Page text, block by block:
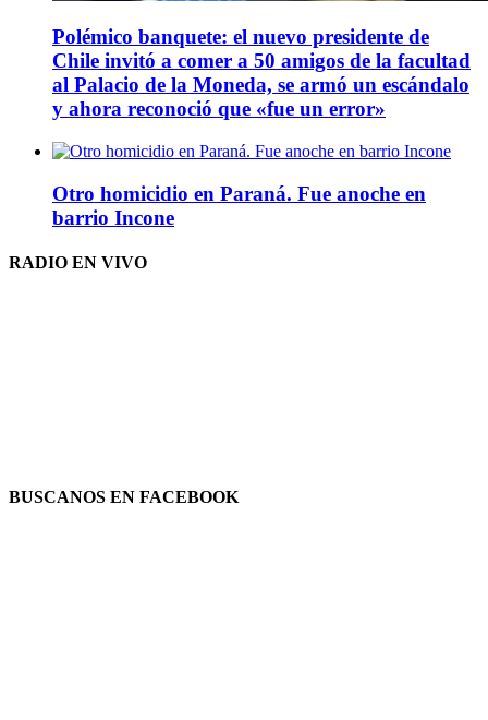
Polémico banquete: el nuevo presidente de
Chile invitó a comer a 50 amigos de la facultad
al Palacio de la Moneda, se armó un escándalo
y ahora reconoció que «fue un error»
Otro homicidio en Paraná. Fue anoche en
barrio Incone
RADIO EN VIVO
BUSCANOS EN FACEBOOK